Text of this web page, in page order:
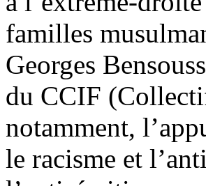
familles
Georges
du CCIF
notamment,
le racisme et